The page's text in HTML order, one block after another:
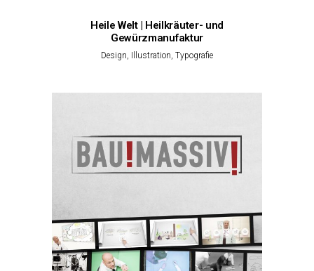
Heile Welt | Heilkräuter- und
Gewürzmanufaktur
Design, Illustration, Typografie